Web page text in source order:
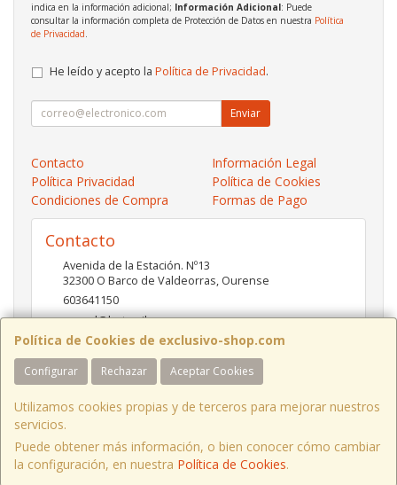
Política de Cookies de exclusivo-shop.com
Configurar Rechazar Aceptar Cookies
Utilizamos cookies propias y de terceros para mejorar nuestros
servicios.
Puede obtener más información, o bien conocer cómo cambiar
la configuración, en nuestra Política de Cookies.
indica en la información adicional; Información Adicional: Puede
consultar la información completa de Protección de Datos en nuestra Política
de Privacidad
He leído y acepto la Política de Privacidad.
Enviar
Contacto
Información Legal
Política Privacidad
Política de Cookies
Condiciones de Compra
Formas de Pago
Contacto
Avenida de la Estación. Nº13
32300 O Barco de Valdeorras, Ourense
603641150
pc-red@hotmail.es
Horario
10:00- 13:30 / 17:00- 20:30
, , , , España. - C.I.F.: X3676506W - Tfno: